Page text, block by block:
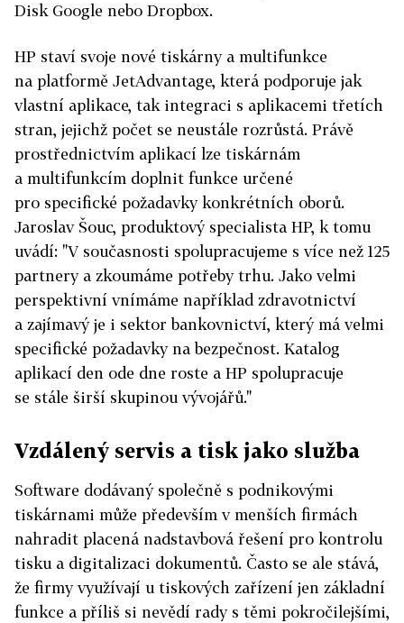
Disk Google nebo Dropbox.
HP staví svoje nové tiskárny a multifunkce
na platformě JetAdvantage, která podporuje jak
vlastní aplikace, tak integraci s aplikacemi třetích
stran, jejichž počet se neustále rozrůstá. Právě
prostřednictvím aplikací lze tiskárnám
a multifunkcím doplnit funkce určené
pro specifické požadavky konkrétních oborů.
Jaroslav Šouc, produktový specialista HP, k tomu
uvádí: "V současnosti spolupracujeme s více než 125
partnery a zkoumáme potřeby trhu. Jako velmi
perspektivní vnímáme například zdravotnictví
a zajímavý je i sektor bankovnictví, který má velmi
specifické požadavky na bezpečnost. Katalog
aplikací den ode dne roste a HP spolupracuje
se stále širší skupinou vývojářů."
Vzdálený servis a tisk jako služba
Software dodávaný společně s podnikovými
tiskárnami může především v menších firmách
nahradit placená nadstavbová řešení pro kontrolu
tisku a digitalizaci dokumentů. Často se ale stává,
že firmy využívají u tiskových zařízení jen základní
funkce a příliš si nevědí rady s těmi pokročilejšími,